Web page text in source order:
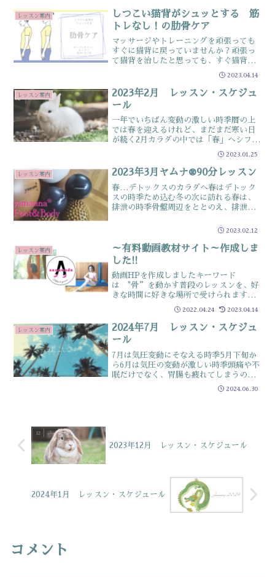
を使用し日常の中で凝...
レッスン案内
しつこい猫背がシュッとする 筋
トレなし！の肋骨ケア
マッサージやトレーニングを頑張っても
すぐに猫背に戻っていませんか？頑張っ
て猫背を治したと思っても、すぐ猫背に
戻ってしまう人が多いですPCやスマホを
使う、荷物を運ぶ、ご飯を食べる…etc四
六時中猫背だけを意識して生活するの
は、なかなかなストレ...
2023.04.14
レッスン案内
2023年2月 レッスン・スケジュ
ール
一年でいちばん変動の激しい時季暦の上
では春を迎えるけれど、まだまだ寒い日
が続く2月カラダの中では「春」へシフト
チェンジしています「冬」から「春」へ
大きく変動する時季2月は”骨盤を緩め
る”寒い冬から、芽吹こうとする春縮こ
まって過ごしていた身体...
2023.01.25
レッスン案内 2023年3月ヤムナ®90分レッスン
春…デトックスのカラダへ春はデトック
スの時季ため込む冬の次に訪れる春は、
排泄の時季骨盤周辺をととのえ、排泄し
の記事は以下のような人にオススメ ☑
人 ☑春に体調を崩しやす...
2023.02.12
レッスン案内
～有料動画教材サイト～作成しま
した!!
動画HPを作成しましたキーワード
は "骨”を動かす普段のレッスンを、好
きな時間に好きな場所で受けられます最
初は、基本の動きを解説徐々に動画を増
やしていきますので、お楽しみにサンプ
ルページには、肩回しと足首回しの動画
を掲載していますご活用くだ...
2022.04.24 2023.04.14
レッスン案内
2024年7月 レッスン・スケジュ
ール
7月は気圧変動にそなえる時季5月下旬か
ら6月は気圧の変動が激しい時季頭痛や不
眠だけでなく、胃腸も疲れてしまうので
足裏や手のひらのツボを刺激するマッサ
ージがオススメ7月は”放熱機能を活用す
2024.06.30
2023年12月 レッスン・スケジュール
2024年1月 レッスン・スケジュール
コメント